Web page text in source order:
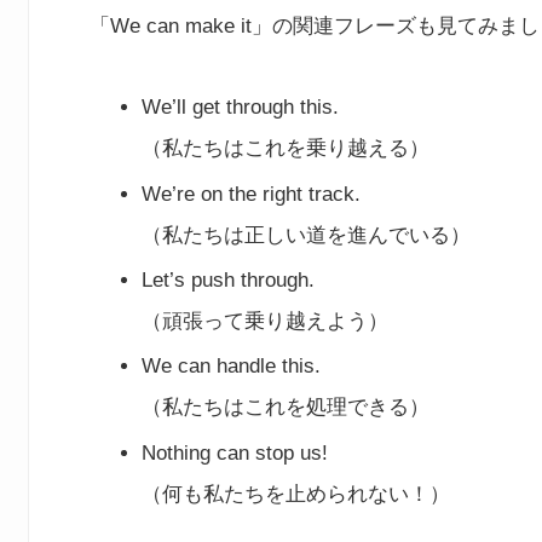
「We can make it」の関連フレーズも見てみま
We’ll get through this.
（私たちはこれを乗り越える）
We’re on the right track.
（私たちは正しい道を進んでいる）
Let’s push through.
（頑張って乗り越えよう）
We can handle this.
（私たちはこれを処理できる）
Nothing can stop us!
（何も私たちを止められない！）